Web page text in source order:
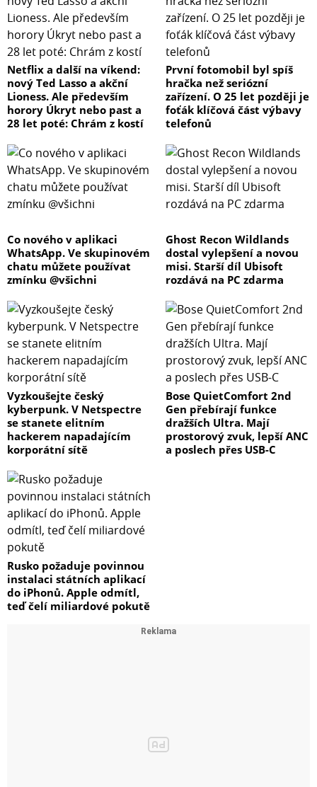
Netflix a další na víkend:
nový Ted Lasso a akční
Lioness. Ale především
horory Úkryt nebo past a
28 let poté: Chrám z kostí
První fotomobil byl spíš
hračka než seriózní
zařízení. O 25 let později je
foťák klíčová část výbavy
telefonů
Co nového v aplikaci
WhatsApp. Ve skupinovém
chatu můžete používat
zmínku @všichni
Ghost Recon Wildlands
dostal vylepšení a novou
misi. Starší díl Ubisoft
rozdává na PC zdarma
Vyzkoušejte český
kyberpunk. V Netspectre
se stanete elitním
hackerem napadajícím
korporátní sítě
Bose QuietComfort 2nd
Gen přebírají funkce
dražších Ultra. Mají
prostorový zvuk, lepší ANC
a poslech přes USB-C
Rusko požaduje povinnou
instalaci státních aplikací
do iPhonů. Apple odmítl,
teď čelí miliardové pokutě